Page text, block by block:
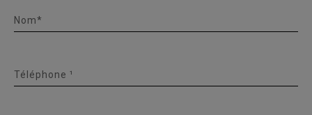
Nom*
Téléphone ¹